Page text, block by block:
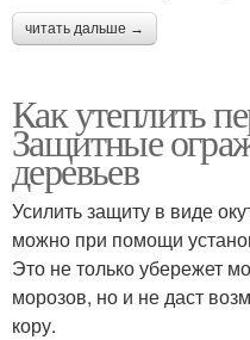
читать дальше →
Как утеплить
Защитные
деревьев
Усилить защиту в виде
можно при помощи
Это не только убережет
морозов, но и не даст
кору.